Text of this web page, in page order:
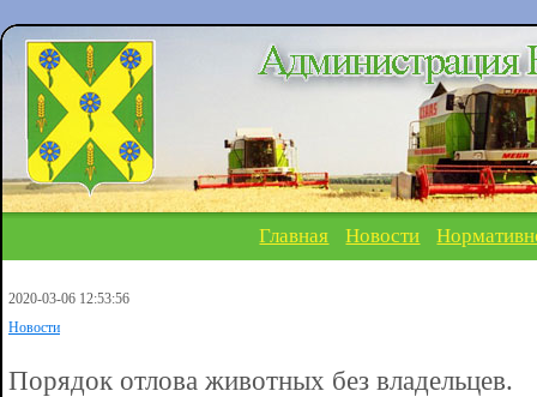
Главная Новости
2020-03-06 12:53:56
Новости
Порядок отлова животных без владельцев.